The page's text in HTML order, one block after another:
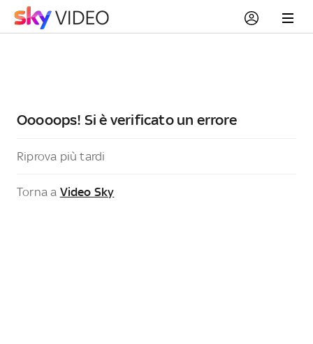
Ooooops! Si è verificato un errore
Riprova più tardi
Torna a Video Sky